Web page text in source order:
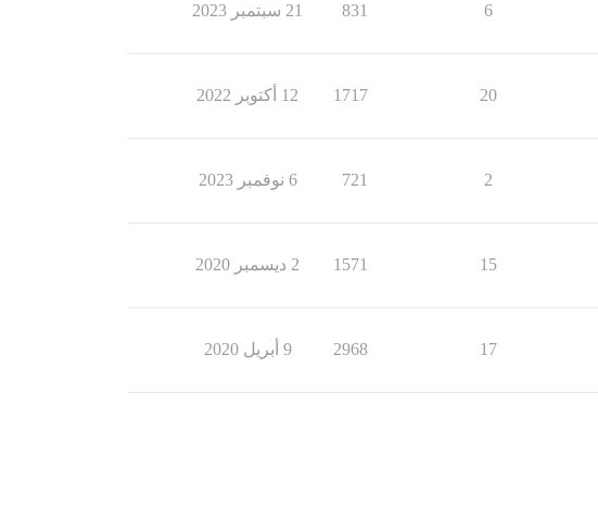
6
831 21 سبتمبر 2023
20
1717 12 أكتوبر 2022
2
721 6 نوفمبر 2023
15
1571 2 ديسمبر 2020
17
2968 9 أبريل 2020